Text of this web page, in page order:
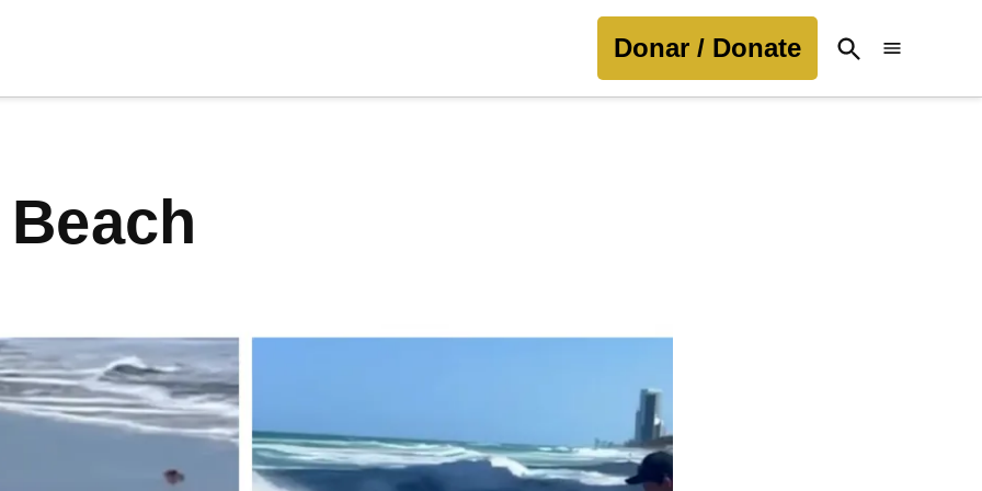
Donar / Donate
Open
Search
Beach